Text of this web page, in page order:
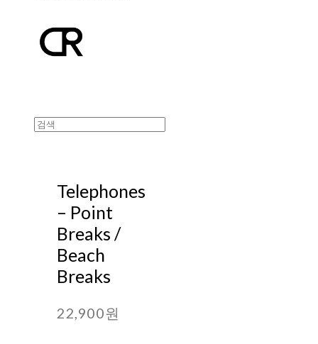
Telephones
‎– Point
Breaks /
Beach
Breaks
22,900원